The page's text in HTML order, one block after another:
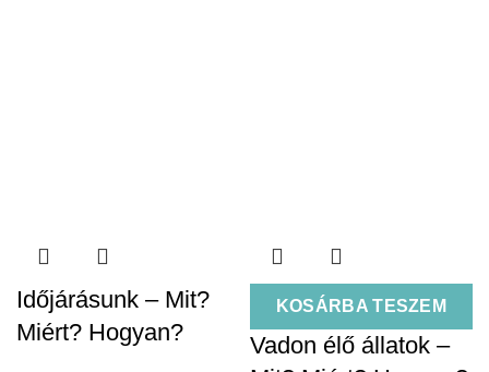
Időjárásunk – Mit?
Miért? Hogyan?
KOSÁRBA TESZEM
Vadon élő állatok –